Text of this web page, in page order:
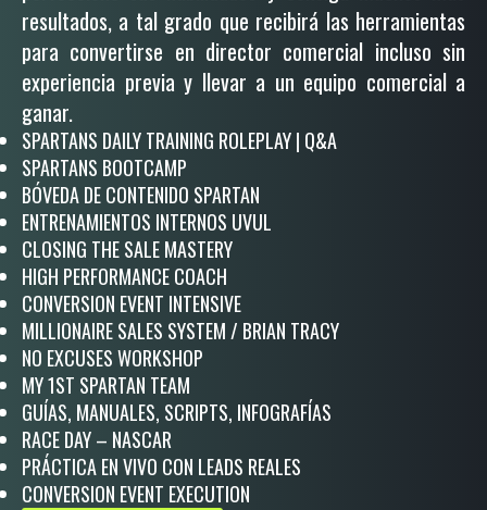
resultados, a tal grado que recibirá las herramientas
para convertirse en director comercial incluso sin
experiencia previa y llevar a un equipo comercial a
ganar.
SPARTANS DAILY TRAINING ROLEPLAY | Q&A
SPARTANS BOOTCAMP
BÓVEDA DE CONTENIDO SPARTAN
ENTRENAMIENTOS INTERNOS UVUL
CLOSING THE SALE MASTERY
HIGH PERFORMANCE COACH
CONVERSION EVENT INTENSIVE
MILLIONAIRE SALES SYSTEM / BRIAN TRACY
NO EXCUSES WORKSHOP
MY 1ST SPARTAN TEAM
GUÍAS, MANUALES, SCRIPTS, INFOGRAFÍAS
RACE DAY – NASCAR
PRÁCTICA EN VIVO CON LEADS REALES
CONVERSION EVENT EXECUTION